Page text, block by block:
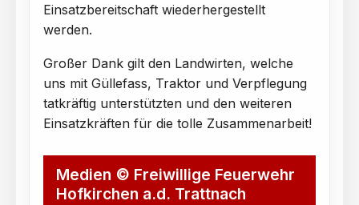
Einsatzbereitschaft wiederhergestellt
werden.
Großer Dank gilt den Landwirten, welche
uns mit Güllefass, Traktor und Verpflegung
tatkräftig unterstützten und den weiteren
Einsatzkräften für die tolle Zusammenarbeit!
Medien © Freiwillige Feuerwehr
Hofkirchen a.d. Trattnach